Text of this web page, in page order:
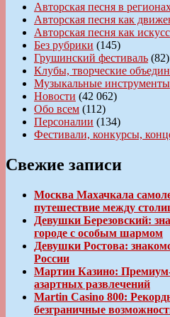
Авторская песня в
Авторская песня как
Авторская песня как
Без рубрики (145)
Грушинский фестиваль (82)
Клубы, творческие
Музыкальные инструменты
Новости (42 062)
Обо всем (112)
Персоналии (134)
Фестивали, конкурсы,
Свежие записи
Москва Махачкала
путешествие между
Девушки Березовский:
городе с особым шармом
Девушки Ростова:
России
Мартин Казино:
азартных развлечений
Martin Casino 800:
безграничные